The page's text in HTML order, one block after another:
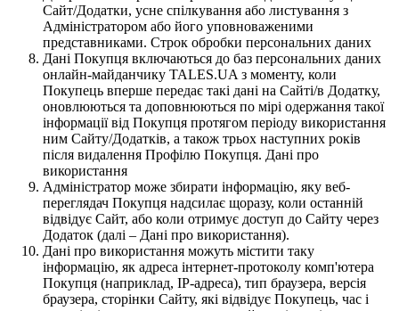
Сайт/Додатки, усне спілкування або листування з
Адміністратором або його уповноваженими
представниками. Строк обробки персональних даних
Дані Покупця включаються до баз персональних даних
онлайн-майданчику TALES.UA з моменту, коли
Покупець вперше передає такі дані на Сайті/в Додатку,
оновлюються та доповнюються по мірі одержання такої
інформації від Покупця протягом періоду використання
ним Сайту/Додатків, а також трьох наступних років
після видалення Профілю Покупця. Дані про
використання
Адміністратор може збирати інформацію, яку веб-
переглядач Покупця надсилає щоразу, коли останній
відвідує Сайт, або коли отримує доступ до Сайту через
Додаток (далі – Дані про використання).
Дані про використання можуть містити таку
інформацію, як адреса інтернет-протоколу комп'ютера
Покупця (наприклад, IP-адреса), тип браузера, версія
браузера, сторінки Сайту, які відвідує Покупець, час і